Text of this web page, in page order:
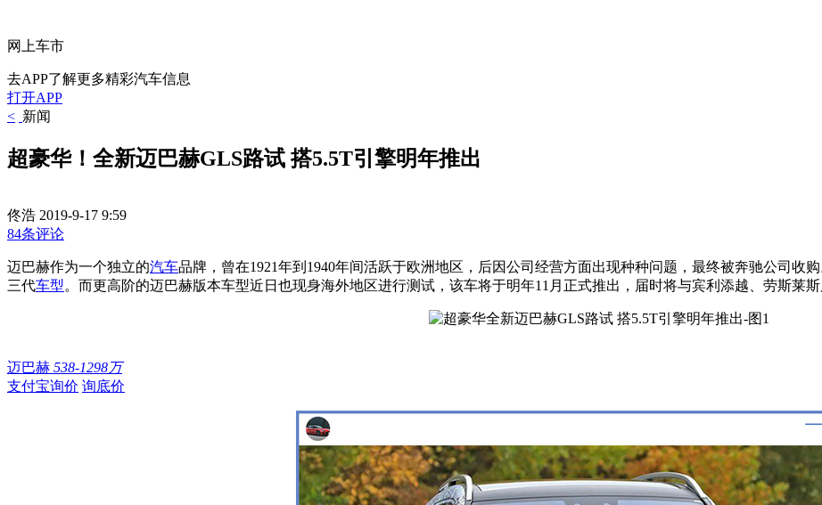
网上车市
去APP了解更多精彩汽车信息
打开APP
< 新闻
超豪华！全新迈巴赫GLS路试 搭5.5T引擎明年推出
佟浩 2019-9-17 9:59
84条评论
迈巴赫作为一个独立的汽车品牌，曾在1921年到1940年间活跃于欧洲地区，后因公司经营方面出现种种问题，最终被奔驰公司收
三代车型。而更高阶的迈巴赫版本车型近日也现身海外地区进行测试，该车将于明年11月正式推出，届时将与宾利添越、劳斯莱斯
迈巴赫 538-1298万
支付宝询价 询底价